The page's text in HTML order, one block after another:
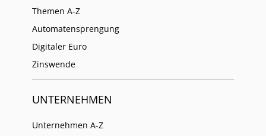
Themen A-Z
Automatensprengung
Digitaler Euro
Zinswende
UNTERNEHMEN
Unternehmen A-Z